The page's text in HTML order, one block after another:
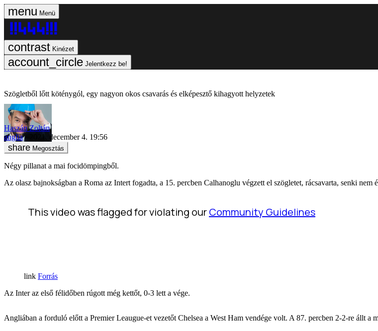
Menü
Kinézet
Jelentkezz be!
Szögletből lőtt köténygól, egy nagyon okos csavarás és elképesztő kihagyott helyzetek
Haszán Zoltán
anglia
2021. december 4. 19:56
Megosztás
Négy pillanat a mai focidömpingből.
Az olasz bajnokságban a Roma az Intert fogadta, a 15. percben Calhanoglu végzett el szögletet, rácsavarta, senki nem
Forrás
Az Inter az első félidőben rúgott még kettőt, 0-3 lett a vége.
Angliában a forduló előtt a Premier Leaugue-et vezetőt Chelsea a West Ham vendége volt. A 87. percben 2-2-re állt